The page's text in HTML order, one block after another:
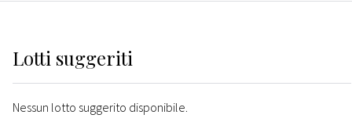
Lotti suggeriti
Nessun lotto suggerito disponibile.